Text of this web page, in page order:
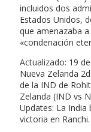
incluidos dos
Estados Unidos,
que amenazaba
«condenación
Actualizado: 19
Nueva Zelanda
de la IND de
Zelanda (IND vs
Updates: La India
victoria en Ranchi.